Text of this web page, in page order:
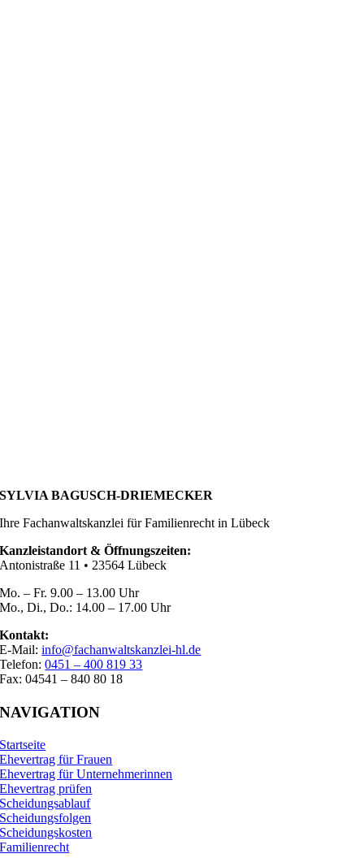
SYLVIA BAGUSCH-DRIEMECKER
Ihre Fachanwaltskanzlei für Familienrecht in Lübeck
Kanzleistandort & Öffnungszeiten:
Antonistraße 11 • 23564 Lübeck
Mo. – Fr. 9.00 – 13.00 Uhr
Mo., Di., Do.: 14.00 – 17.00 Uhr
Kontakt:
E-Mail:info@fachanwaltskanzlei-hl.de
Telefon:0451 – 400 819 33
Fax: 04541 – 840 80 18
NAVIGATION
Startseite
Ehevertrag für Frauen
Ehevertrag für Unternehmerinnen
Ehevertrag prüfen
Scheidungsablauf
Scheidungsfolgen
Scheidungskosten
Familienrecht